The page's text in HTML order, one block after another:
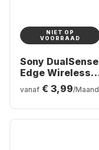
NIET OP
VOORRAAD
Sony DualSense
Edge Wireless
Controller
vanaf € 3,99/Maand